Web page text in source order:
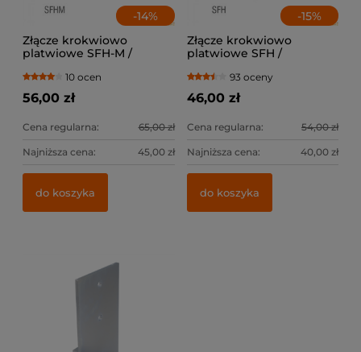
-14%
Złącze krokwiowo
platwiowe SFH-M /
10 ocen
56,00 zł
Cena regularna: 65,00 zł
Najniższa cena: 45,00 zł
do koszyka
-15%
Złącze krokwiowo
platwiowe SFH /
93 oceny
46,00 zł
Cena regularna: 54,00 zł
Najniższa cena: 40,00 zł
do koszyka